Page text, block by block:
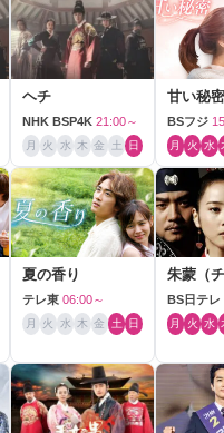
ヘチ
NHK BSP4K 21:00～
月 火 水 木 金 土 日
甘い秘密
BSフジ
月 火 水
夏の香り
テレ東 06:00～
月 火 水 木 金 土 日
朱蒙（
BS日テレ
月 火 水